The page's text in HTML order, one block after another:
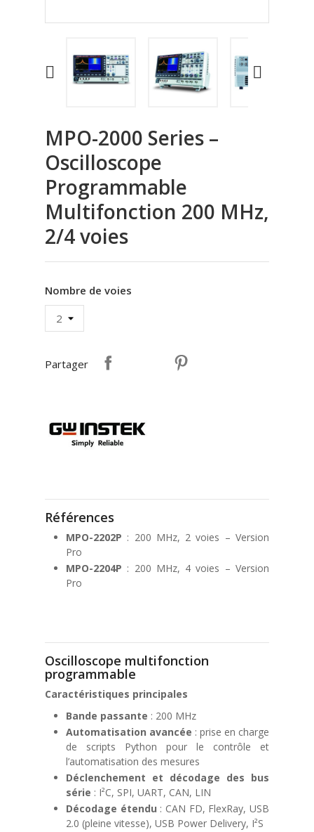
 
MPO-2000 Series –
Oscilloscope
Programmable
Multifonction 200 MHz,
2/4 voies
Nombre de voies
Partager
Références
MPO-2202P : 200 MHz, 2 voies – Version
Pro
MPO-2204P : 200 MHz, 4 voies – Version
Pro
Oscilloscope multifonction
programmable
Caractéristiques principales
Bande passante : 200 MHz
Automatisation avancée : prise en charge
de scripts Python pour le contrôle et
l’automatisation des mesures
Déclenchement et décodage des bus
série : I²C, SPI, UART, CAN, LIN
Décodage étendu : CAN FD, FlexRay, USB
2.0 (pleine vitesse), USB Power Delivery, I²S